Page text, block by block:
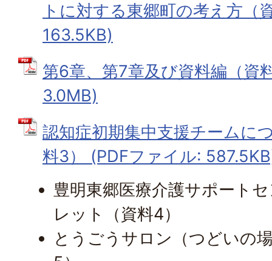
トに対する東郷町の考え方（
163.5KB)
第6章、第7章及び資料編（資
3.0MB)
認知症初期集中支援チームに
料3） (PDFファイル:
豊明東郷医療介護サポート
レット（資料4）
とうごうサロン（つどいの